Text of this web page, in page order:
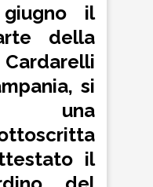
il
della
Cardarelli
, si
una
il